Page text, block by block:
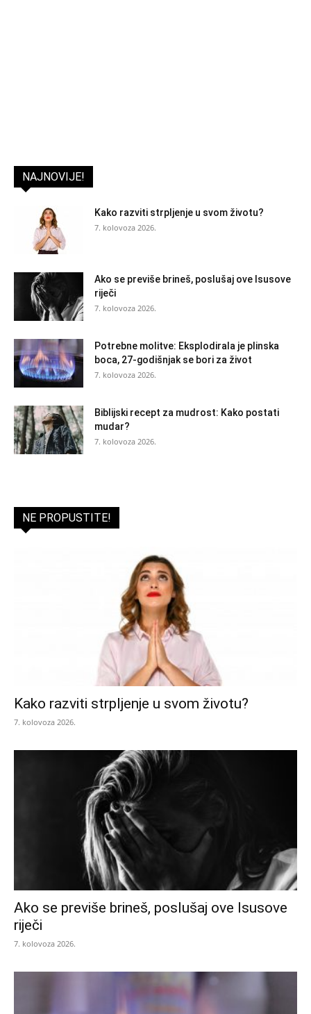
NAJNOVIJE!
Kako razviti strpljenje u svom životu?
7. kolovoza 2026.
Ako se previše brineš, poslušaj ove Isusove
riječi
7. kolovoza 2026.
Potrebne molitve: Eksplodirala je plinska
boca, 27-godišnjak se bori za život
7. kolovoza 2026.
Biblijski recept za mudrost: Kako postati
mudar?
7. kolovoza 2026.
NE PROPUSTITE!
Kako razviti strpljenje u svom životu?
7. kolovoza 2026.
Ako se previše brineš, poslušaj ove Isusove
riječi
7. kolovoza 2026.